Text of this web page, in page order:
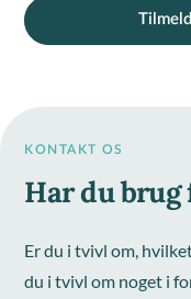
KONTAKT OS
Har du
Er du i tvivl om,
du i tvivl om noget i